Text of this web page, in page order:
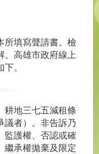
所填寫聲請書。檢
。高雄市政府線上
。
耕地三七五減租條
議者）。非告訴乃
監護權、否認或確
繼承權拋棄及限定